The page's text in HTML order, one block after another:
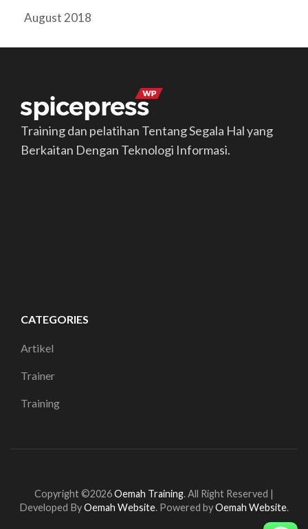
August 2018
Training dan pelatihan Tentang Segala Hal yang
Berkaitan Dengan Teknologi Informasi.
CATEGORIES
Artikel
Trainer
Training
Copyright ©2026Oemah Training.All Right Reserved |
Developed ByOemah Website. Powered byOemah Website.